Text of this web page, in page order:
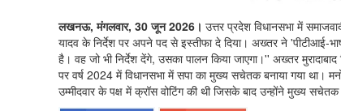
लखनऊ, मंगलवार, 30 जून 2026। उत्तर प्रदेश विधानसभा में
यादव के निर्देश पर अपने पद से इस्तीफा दे दिया। अख्तर ने 'पीटीआई-
है। वह जो भी निर्देश देंगे, उसका पालन किया जाएगा।'' अख्तर
पर वर्ष 2024 में विधानसभा में सपा का मुख्य सचेतक बनाया गया था।
उम्मीदवार के पक्ष में क्रॉस वोटिंग की थी जिसके बाद उन्होंने मुख्य